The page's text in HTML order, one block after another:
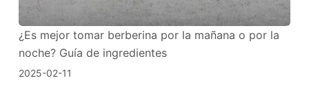
¿Es mejor tomar berberina por la mañana o por la
noche? Guía de ingredientes
2025-02-11